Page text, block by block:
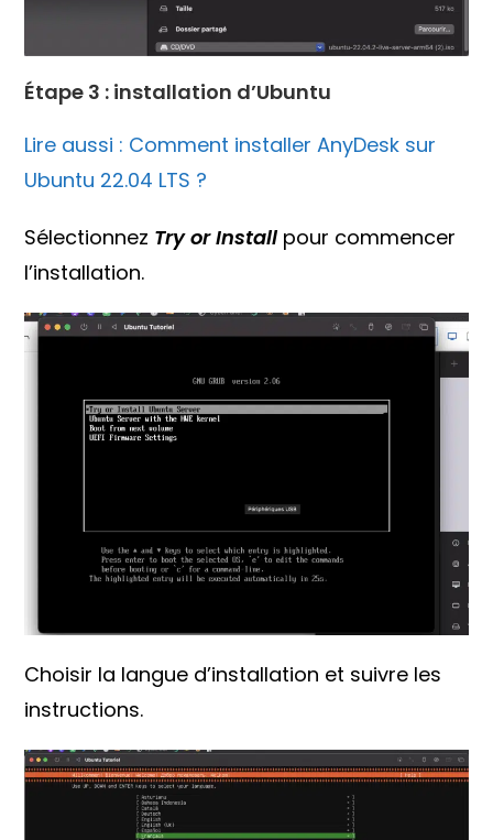
Étape 3 : installation d’Ubuntu
Lire aussi : Comment installer AnyDesk sur
Ubuntu 22.04 LTS ?
Sélectionnez Try or Install pour commencer
l’installation.
Choisir la langue d’installation et suivre les
instructions.